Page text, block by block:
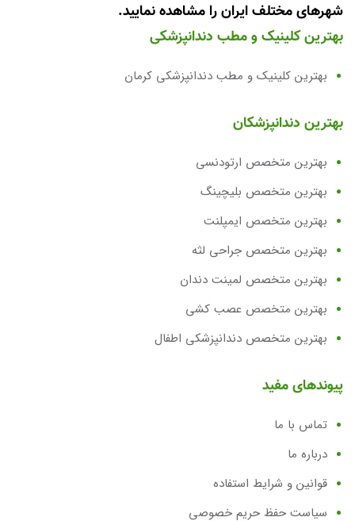
شهرهای مختلف ایران را مشاهده نمایید.
بهترین کلینیک و مطب دندانپزشکی
بهترین کلینیک و مطب دندانپزشکی کرمان
بهترین دندانپزشکان
بهترین متخصص ارتودنسی
بهترین متخصص بلیچینگ
بهترین متخصص ایمپلنت
بهترین متخصص جراحی لثه
بهترین متخصص لمینت دندان
بهترین متخصص عصب کشی
بهترین متخصص دندانپزشکی اطفال
پیوندهای مفید
تماس با ما
درباره ما
قوانین و شرایط استفاده
سیاست حفظ حریم خصوصی